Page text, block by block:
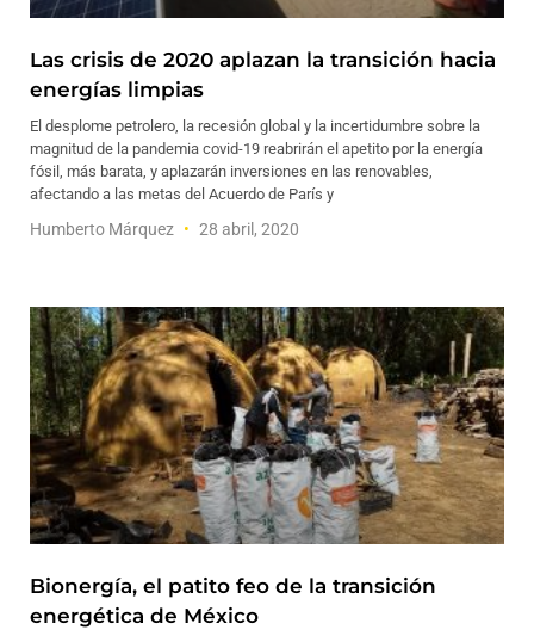
Las crisis de 2020 aplazan la transición hacia
energías limpias
El desplome petrolero, la recesión global y la incertidumbre sobre la
magnitud de la pandemia covid-19 reabrirán el apetito por la energía
fósil, más barata, y aplazarán inversiones en las renovables,
afectando a las metas del Acuerdo de París y
Humberto Márquez 28 abril, 2020
Bionergía, el patito feo de la transición
energética de México